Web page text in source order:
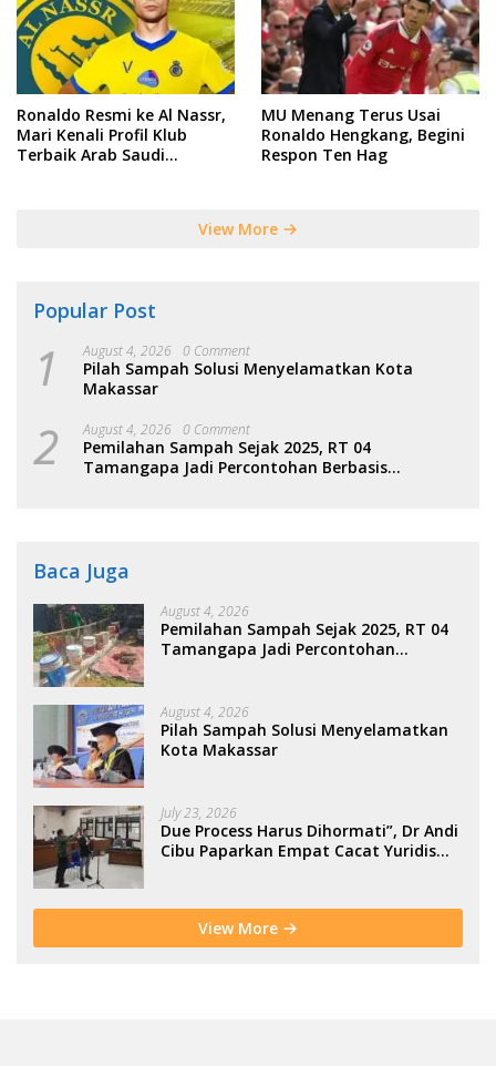
Ronaldo Resmi ke Al Nassr,
Mari Kenali Profil Klub
Terbaik Arab Saudi
MU Menang Terus Usai
Ronaldo Hengkang, Begini
Respon Ten Hag
View More
Popular Post
1 August 4, 2026 0 Comment
Pilah Sampah Solusi Menyelamatkan Kota
Makassar
2 August 4, 2026 0 Comment
Pemilahan Sampah Sejak 2025, RT 04
Tamangapa Jadi Percontohan Berbasis
Baca Juga
August 4, 2026
Pemilahan Sampah Sejak 2025, RT 04
Tamangapa Jadi Percontohan
August 4, 2026
Pilah Sampah Solusi Menyelamatkan
Kota Makassar
July 23, 2026
Due Process Harus Dihormati”, Dr Andi
Cibu Paparkan Empat Cacat Yuridis
View More